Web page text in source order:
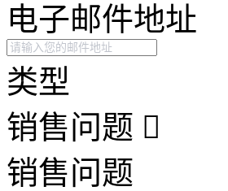
电子邮件地址
类型
销售问题
销售问题